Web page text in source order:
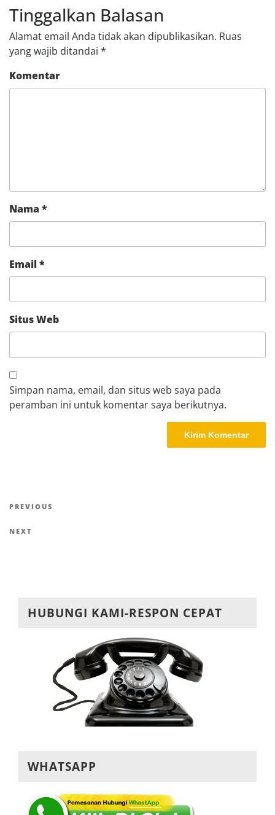
Tinggalkan Balasan
Alamat email Anda tidak akan dipublikasikan. Ruas
yang wajib ditandai *
Komentar
Nama *
Email *
Situs Web
Simpan nama, email, dan situs web saya pada
peramban ini untuk komentar saya berikutnya.
Navigasi
pos
Previous
PREVIOUS
Next
NEXT
HUBUNGI KAMI-RESPON CEPAT
WHATSAPP